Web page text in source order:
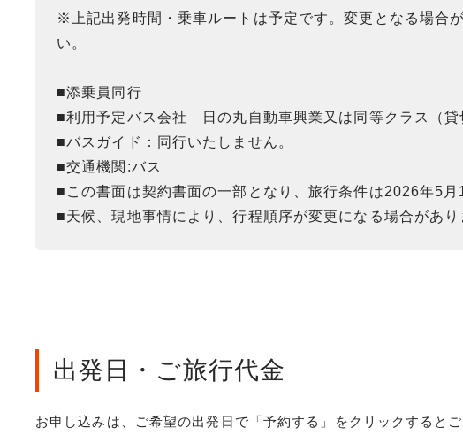
※上記出発時間・乗車ルートは予定です。変更となる場合
い。
■添乗員同行
■利用予定バス会社 日の丸自動車興業又は同等クラス（貸
■バスガイド：同行いたしません。
■交通機関:バス
■この書面は契約書面の一部となり、旅行条件は2026年5
■天候、現地事情により、行程順序が変更になる場合があり
出発日・ご旅行代金
お申し込みは、ご希望の出発日で「予約する」をクリックすると